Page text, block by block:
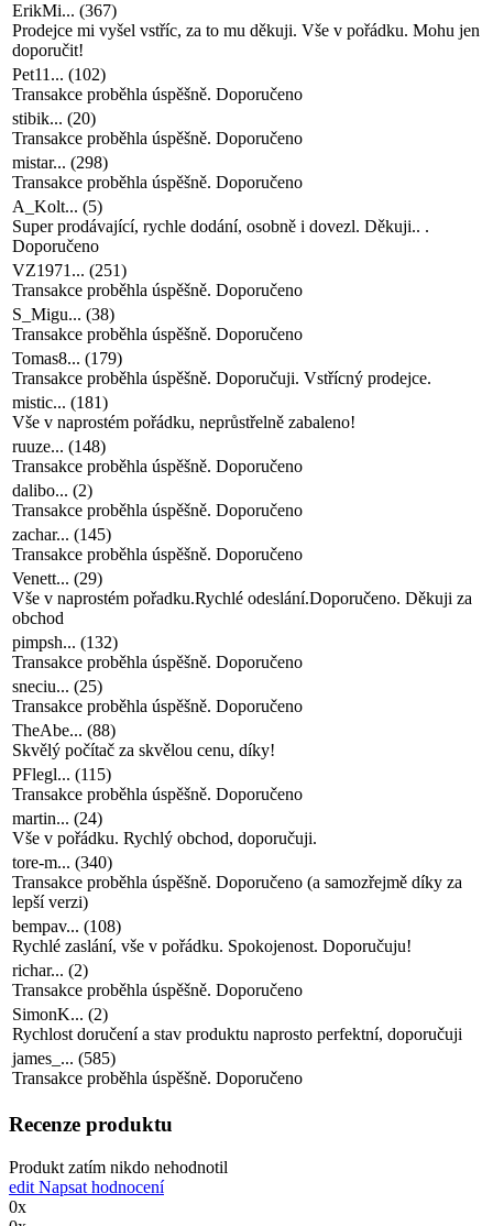
ErikMi... (367)
Prodejce mi vyšel vstříc, za to mu děkuji. Vše v pořádku. Mohu jen
doporučit!
Pet11... (102)
Transakce proběhla úspěšně. Doporučeno
stibik... (20)
Transakce proběhla úspěšně. Doporučeno
mistar... (298)
Transakce proběhla úspěšně. Doporučeno
A_Kolt... (5)
Super prodávající, rychle dodání, osobně i dovezl. Děkuji.. .
Doporučeno
VZ1971... (251)
Transakce proběhla úspěšně. Doporučeno
S_Migu... (38)
Transakce proběhla úspěšně. Doporučeno
Tomas8... (179)
Transakce proběhla úspěšně. Doporučuji. Vstřícný prodejce.
mistic... (181)
Vše v naprostém pořádku, neprůstřelně zabaleno!
ruuze... (148)
Transakce proběhla úspěšně. Doporučeno
dalibo... (2)
Transakce proběhla úspěšně. Doporučeno
zachar... (145)
Transakce proběhla úspěšně. Doporučeno
Venett... (29)
Vše v naprostém pořadku.Rychlé odeslání.Doporučeno. Děkuji za
obchod
pimpsh... (132)
Transakce proběhla úspěšně. Doporučeno
sneciu... (25)
Transakce proběhla úspěšně. Doporučeno
TheAbe... (88)
Skvělý počítač za skvělou cenu, díky!
PFlegl... (115)
Transakce proběhla úspěšně. Doporučeno
martin... (24)
Vše v pořádku. Rychlý obchod, doporučuji.
tore-m... (340)
Transakce proběhla úspěšně. Doporučeno (a samozřejmě díky za
lepší verzi)
bempav... (108)
Rychlé zaslání, vše v pořádku. Spokojenost. Doporučuju!
richar... (2)
Transakce proběhla úspěšně. Doporučeno
SimonK... (2)
Rychlost doručení a stav produktu naprosto perfektní, doporučuji
james_... (585)
Transakce proběhla úspěšně. Doporučeno
Recenze produktu
Produkt zatím nikdo nehodnotil
edit Napsat hodnocení
0x